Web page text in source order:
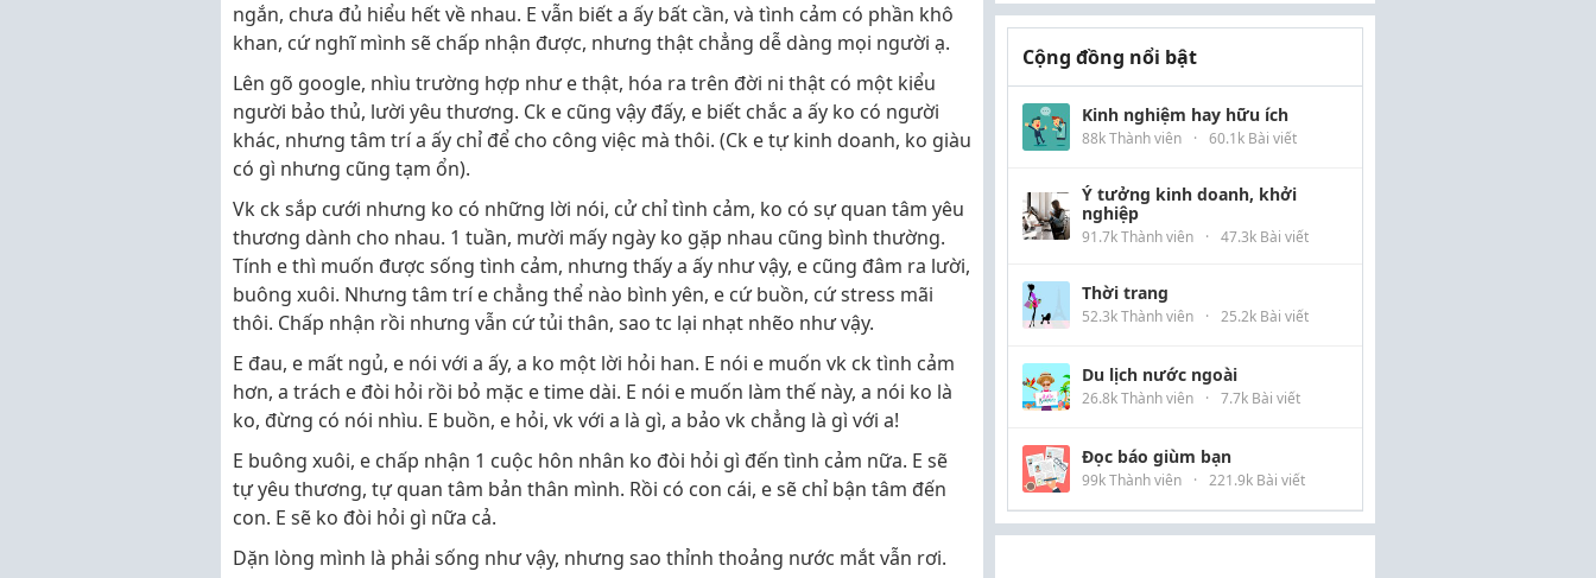
ngắn, chưa đủ hiểu hết về nhau. E vẫn biết a ấy bất cần, và tình cảm có phần khô
khan, cứ nghĩ mình sẽ chấp nhận được, nhưng thật chẳng dễ dàng mọi người ạ.
Lên gõ google, nhìu trường hợp như e thật, hóa ra trên đời ni thật có một kiểu
người bảo thủ, lười yêu thương. Ck e cũng vậy đấy, e biết chắc a ấy ko có người
khác, nhưng tâm trí a ấy chỉ để cho công việc mà thôi. (Ck e tự kinh doanh, ko giàu
có gì nhưng cũng tạm ổn).
Vk ck sắp cưới nhưng ko có những lời nói, cử chỉ tình cảm, ko có sự quan tâm yêu
thương dành cho nhau. 1 tuần, mười mấy ngày ko gặp nhau cũng bình thường.
Tính e thì muốn được sống tình cảm, nhưng thấy a ấy như vậy, e cũng đâm ra lười,
buông xuôi. Nhưng tâm trí e chẳng thể nào bình yên, e cứ buồn, cứ stress mãi
thôi. Chấp nhận rồi nhưng vẫn cứ tủi thân, sao tc lại nhạt nhẽo như vậy.
E đau, e mất ngủ, e nói với a ấy, a ko một lời hỏi han. E nói e muốn vk ck tình cảm
hơn, a trách e đòi hỏi rồi bỏ mặc e time dài. E nói e muốn làm thế này, a nói ko là
ko, đừng có nói nhìu. E buồn, e hỏi, vk với a là gì, a bảo vk chẳng là gì với a!
E buông xuôi, e chấp nhận 1 cuộc hôn nhân ko đòi hỏi gì đến tình cảm nữa. E sẽ
tự yêu thương, tự quan tâm bản thân mình. Rồi có con cái, e sẽ chỉ bận tâm đến
con. E sẽ ko đòi hỏi gì nữa cả.
Dặn lòng mình là phải sống như vậy, nhưng sao thỉnh thoảng nước mắt vẫn rơi.
Cộng đồng nổi bật
Kinh nghiệm hay hữu ích
88k Thành viên · 60.1k Bài viết
Ý tưởng kinh doanh, khởi
nghiệp
91.7k Thành viên · 47.3k Bài viết
Thời trang
52.3k Thành viên · 25.2k Bài viết
Du lịch nước ngoài
26.8k Thành viên · 7.7k Bài viết
Đọc báo giùm bạn
99k Thành viên · 221.9k Bài viết